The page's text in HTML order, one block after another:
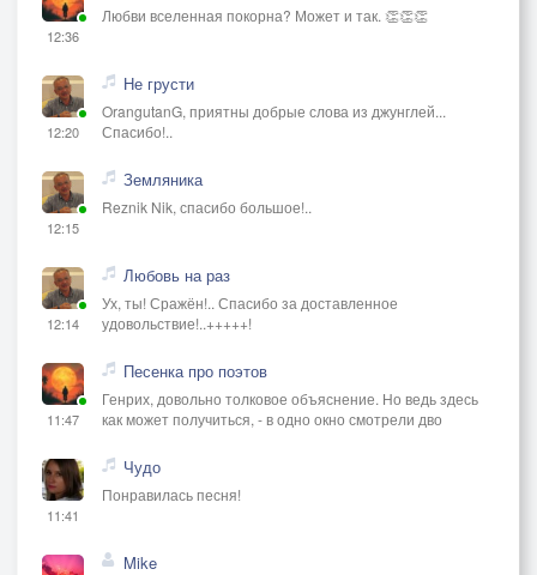
12:36
Любви вселенная покорна? Может и так. 👏👏👏
12:20
Не грусти
OrangutanG, приятны добрые слова из джунглей...
Спасибо!..
12:15
Земляника
Reznik Nik, спасибо большое!..
12:14
Любовь на раз
Ух, ты! Сражён!.. Спасибо за доставленное
удовольствие!..+++++!
11:47
Песенка про поэтов
Генрих, довольно толковое объяснение. Но ведь здесь
как может получиться, - в одно окно смотрели дво
11:41
Чудо
Понравилась песня!
Mike